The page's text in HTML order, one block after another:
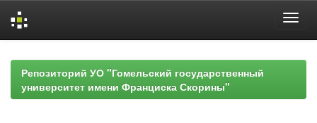
navigationРепозиторий УО "Гомельский государственный
университет имени Франциска Скорины"